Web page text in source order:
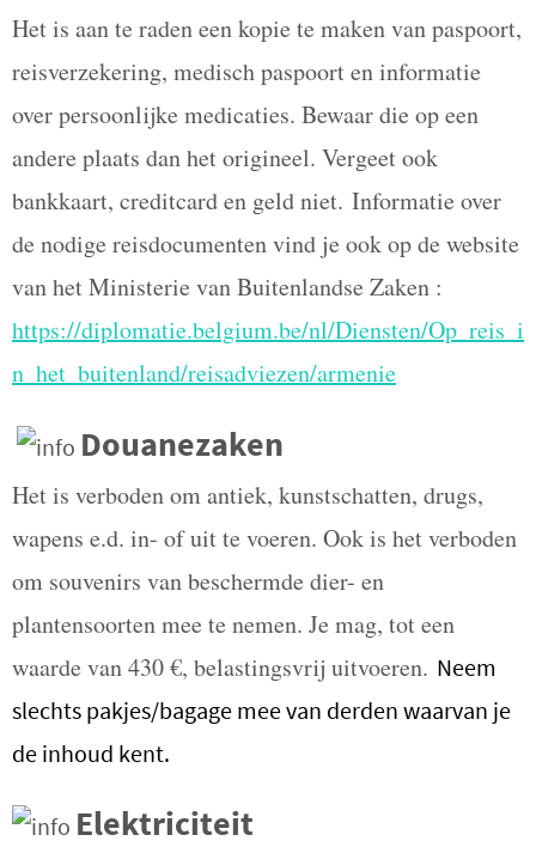
Het is aan te raden een kopie te maken van paspoort,
reisverzekering, medisch paspoort en informatie
over persoonlijke medicaties. Bewaar die op een
andere plaats dan het origineel. Vergeet ook
bankkaart, creditcard en geld niet. Informatie over
de nodige reisdocumenten vind je ook op de website
van het Ministerie van Buitenlandse Zaken :
https://diplomatie.belgium.be/nl/Diensten/Op_reis_i
n_het_buitenland/reisadviezen/armenie
Douanezaken
Het is verboden om antiek, kunstschatten, drugs,
wapens e.d. in- of uit te voeren. Ook is het verboden
om souvenirs van beschermde dier- en
plantensoorten mee te nemen. Je mag, tot een
waarde van 430 €, belastingsvrij uitvoeren. Neem
slechts pakjes/bagage mee van derden waarvan je
de inhoud kent.
Elektriciteit